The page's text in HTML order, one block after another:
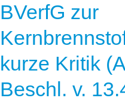
BVerfG zur
kurze Kritik
Beschl. v.